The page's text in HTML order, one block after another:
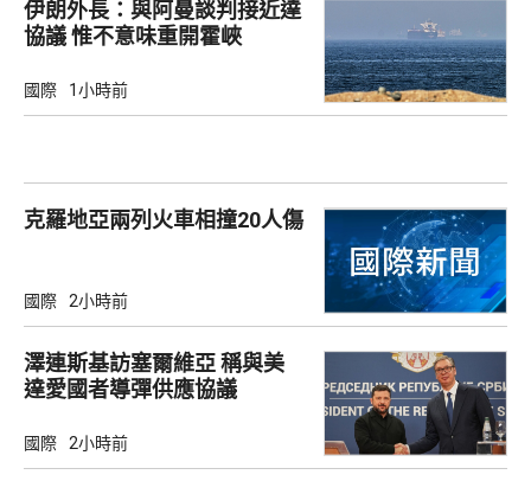
伊朗外長：與阿曼談判接近達
協議 惟不意味重開霍峽
國際 1小時前
克羅地亞兩列火車相撞20人傷
國際 2小時前
澤連斯基訪塞爾維亞 稱與美
達愛國者導彈供應協議
國際 2小時前